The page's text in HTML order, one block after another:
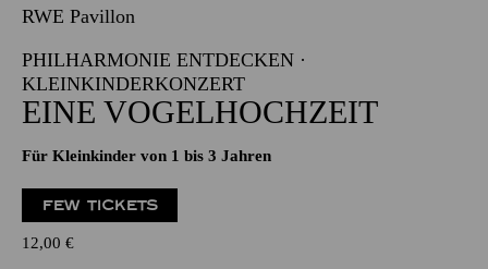
RWE Pavillon
PHILHARMONIE ENTDECKEN ·
KLEINKINDERKONZERT
EINE VOGELHOCHZEIT
Für Kleinkinder von 1 bis 3 Jahren
FEW TICKETS
12,00 €